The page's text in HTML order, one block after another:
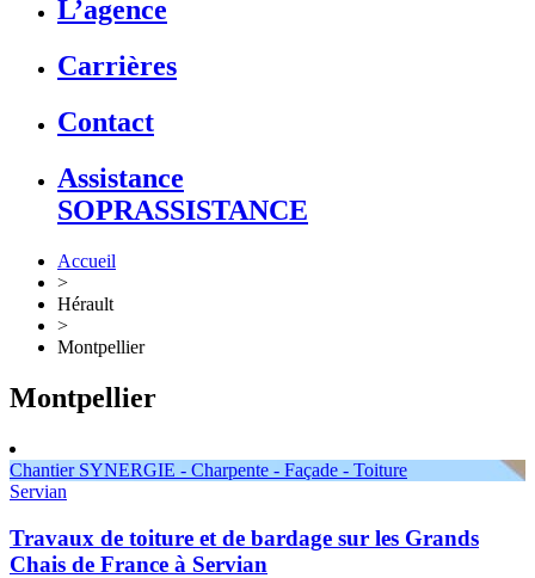
L’agence
Carrières
Contact
Assistance
SOPRASSISTANCE
Accueil
>
Hérault
>
Montpellier
Montpellier
Chantier SYNERGIE - Charpente - Façade - Toiture
Servian
Travaux de toiture et de bardage sur les Grands
Chais de France à Servian